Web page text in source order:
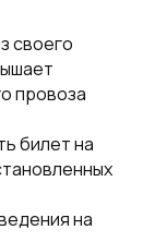
своего
провоза
билет на
на